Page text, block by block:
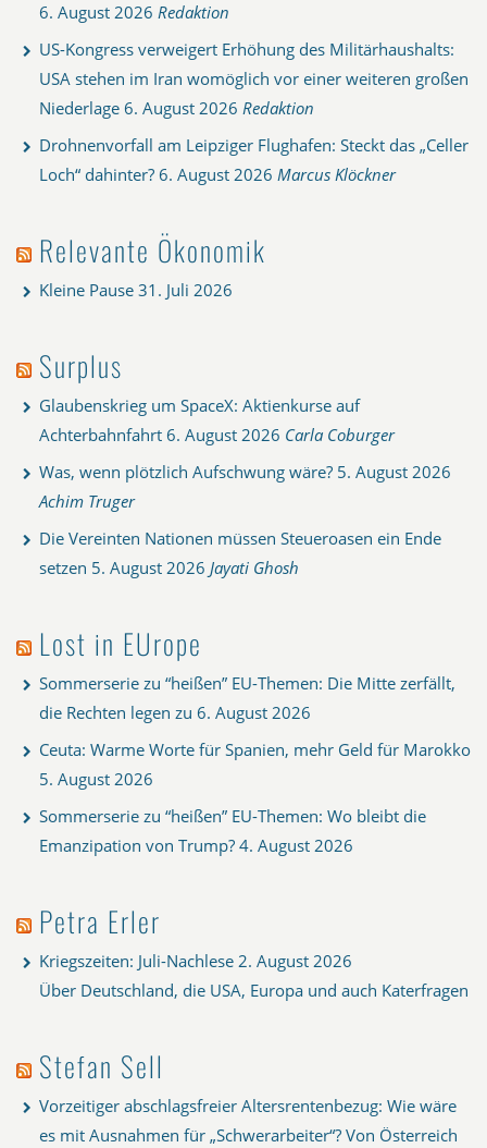
6. August 2026 Redaktion
US-Kongress verweigert Erhöhung des Militärhaushalts:
USA stehen im Iran womöglich vor einer weiteren großen
Niederlage 6. August 2026 Redaktion
Drohnenvorfall am Leipziger Flughafen: Steckt das „Celler
Loch“ dahinter? 6. August 2026 Marcus Klöckner
Relevante Ökonomik
Kleine Pause 31. Juli 2026
Surplus
Glaubenskrieg um SpaceX: Aktienkurse auf
Achterbahnfahrt 6. August 2026 Carla Coburger
Was, wenn plötzlich Aufschwung wäre? 5. August 2026
Achim Truger
Die Vereinten Nationen müssen Steueroasen ein Ende
setzen 5. August 2026 Jayati Ghosh
Lost in EUrope
Sommerserie zu “heißen” EU-Themen: Die Mitte zerfällt,
die Rechten legen zu 6. August 2026
Ceuta: Warme Worte für Spanien, mehr Geld für Marokko
5. August 2026
Sommerserie zu “heißen” EU-Themen: Wo bleibt die
Emanzipation von Trump? 4. August 2026
Petra Erler
Kriegszeiten: Juli-Nachlese 2. August 2026
Über Deutschland, die USA, Europa und auch Katerfragen
Stefan Sell
Vorzeitiger abschlagsfreier Altersrentenbezug: Wie wäre
es mit Ausnahmen für „Schwerarbeiter“? Von Österreich